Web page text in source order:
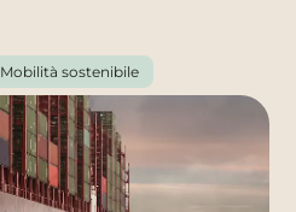
Mobilità sostenibile